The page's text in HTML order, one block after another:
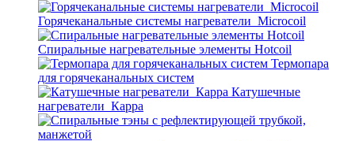
Горячеканальные системы нагреватели_Microcoil
Спиральные нагревательные элементы Hotcoil
Термопара
для горячеканальных систем
Катушечные
нагреватели_Карра